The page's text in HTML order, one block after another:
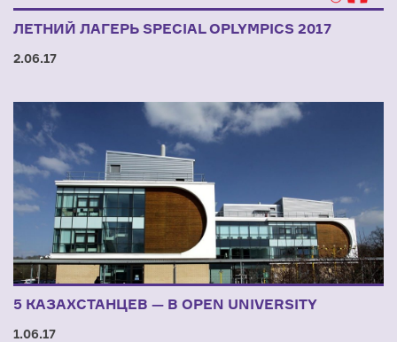
ЛЕТНИЙ ЛАГЕРЬ SPECIAL OPLYMPICS 2017
2.06.17
5 КАЗАХСТАНЦЕВ — В OPEN UNIVERSITY
1.06.17